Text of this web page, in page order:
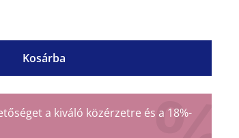
Kosárba
a kiváló közérzetre és a 18%-